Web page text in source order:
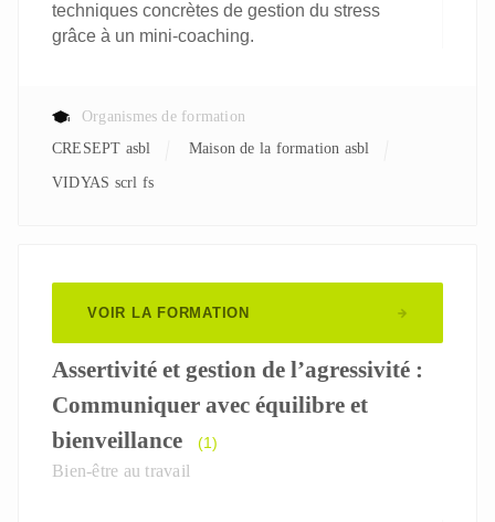
techniques concrètes de gestion du stress
grâce à un mini-coaching.
Organismes de formation
CRESEPT asbl
Maison de la formation asbl
VIDYAS scrl fs
VOIR LA FORMATION
Assertivité et gestion de l’agressivité :
Communiquer avec équilibre et
bienveillance
(1)
Bien-être au travail